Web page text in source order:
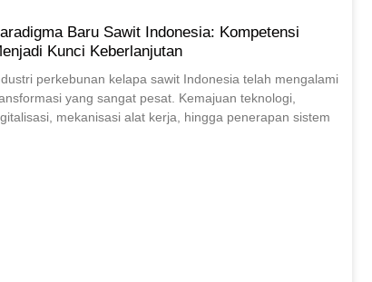
Baru Sawit Indonesia: Kompetensi
Kunci Keberlanjutan
perkebunan kelapa sawit Indonesia telah mengalami
yang sangat pesat. Kemajuan teknologi,
mekanisasi alat kerja, hingga penerapan sistem